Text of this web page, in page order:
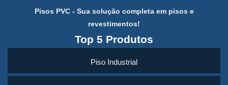
Pisos PVC - Sua solução completa em pisos e
revestimentos!
Top 5 Produtos
Piso Industrial